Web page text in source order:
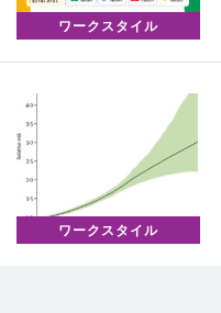
ワークスタイル
ワークスタイル